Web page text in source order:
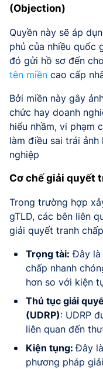
(Objection)
Quyền này sẽ áp
phủ của nhiều quốc
đó gửi hồ sơ đến
tên miền cao cấp
Bởi miền này gây
chức hay doanh
hiểu nhầm, vi phạm
làm điều sai trái
nghiệp
Cơ chế giải quyết
Trong trường hợp
gTLD, các bên liên
giải quyết tranh
Trọng tài: Đây là
chấp nhanh
hơn so với kiện
Thủ tục giải
(UDRP): UDRP
liên quan đến
Kiện tụng:Đây
phương pháp